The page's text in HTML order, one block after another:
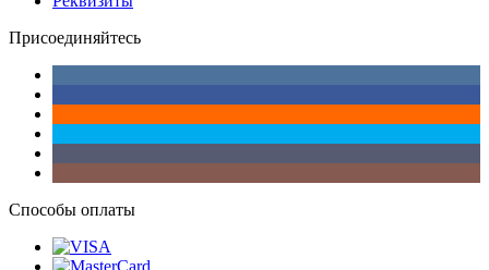
Присоединяйтесь
Способы оплаты